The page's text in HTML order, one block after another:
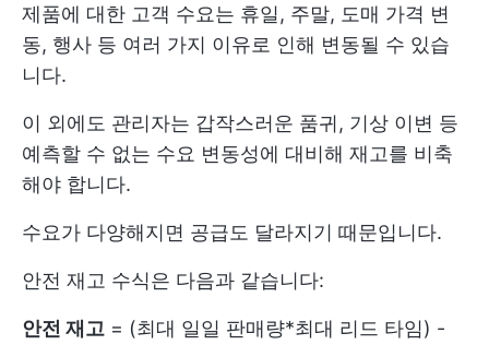
제품에 대한 고객 수요는 휴일, 주말, 도매 가격 변
동, 행사 등 여러 가지 이유로 인해 변동될 수 있습
니다.
이 외에도 관리자는 갑작스러운 품귀, 기상 이변 등
예측할 수 없는 수요 변동성에 대비해 재고를 비축
해야 합니다.
수요가 다양해지면 공급도 달라지기 때문입니다.
안전 재고 수식은 다음과 같습니다:
안전 재고 = (최대 일일 판매량*최대 리드 타임) -